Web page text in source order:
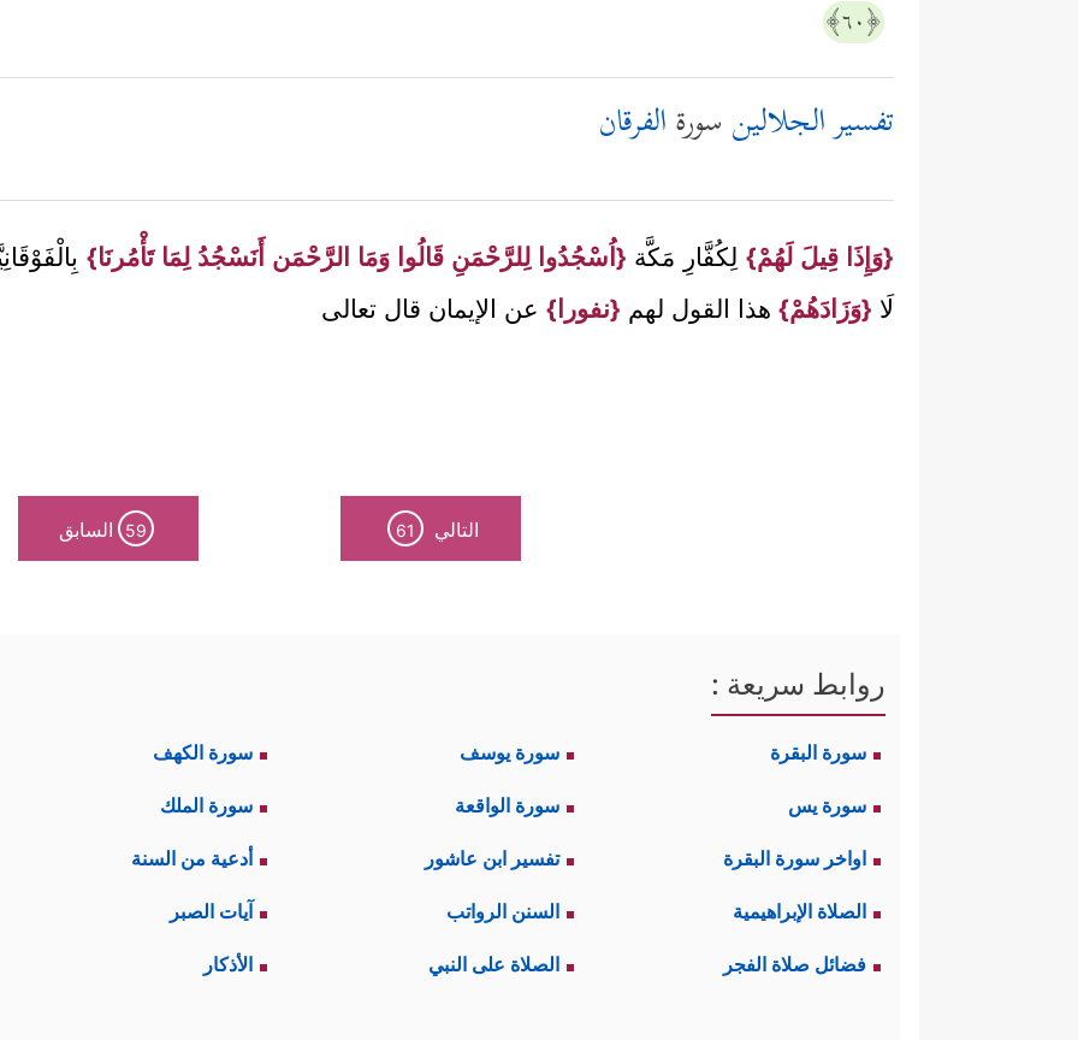
﴿٦٠﴾
تفسير الجلالين سورةالفرقان
{وَإِذَا قِيلَ لَهُمْ}لِكُفَّارِ مَكَّة {اُسْجُدُوا لِلرَّحْمَنِ قَالُوا وَمَا الرَّحْمَن أَنَسْجُدُ لِمَا تَأْمُرنَا}
لَا {وَزَادَهُمْ} هذا القول لهم {نفورا} عن الإيمان قال تعالى
التالي 61
59 السابق
روابط سريعة :
سورة البقرة سورة يوسف سورة الكهف
سورة يس سورة الواقعة سورة الملك
اواخر سورة البقرة تفسير ابن عاشور أدعية من السنة
الصلاة الإبراهيمية السنن الرواتب آيات الصبر
فضائل صلاة الفجر الصلاة على النبي الأذكار